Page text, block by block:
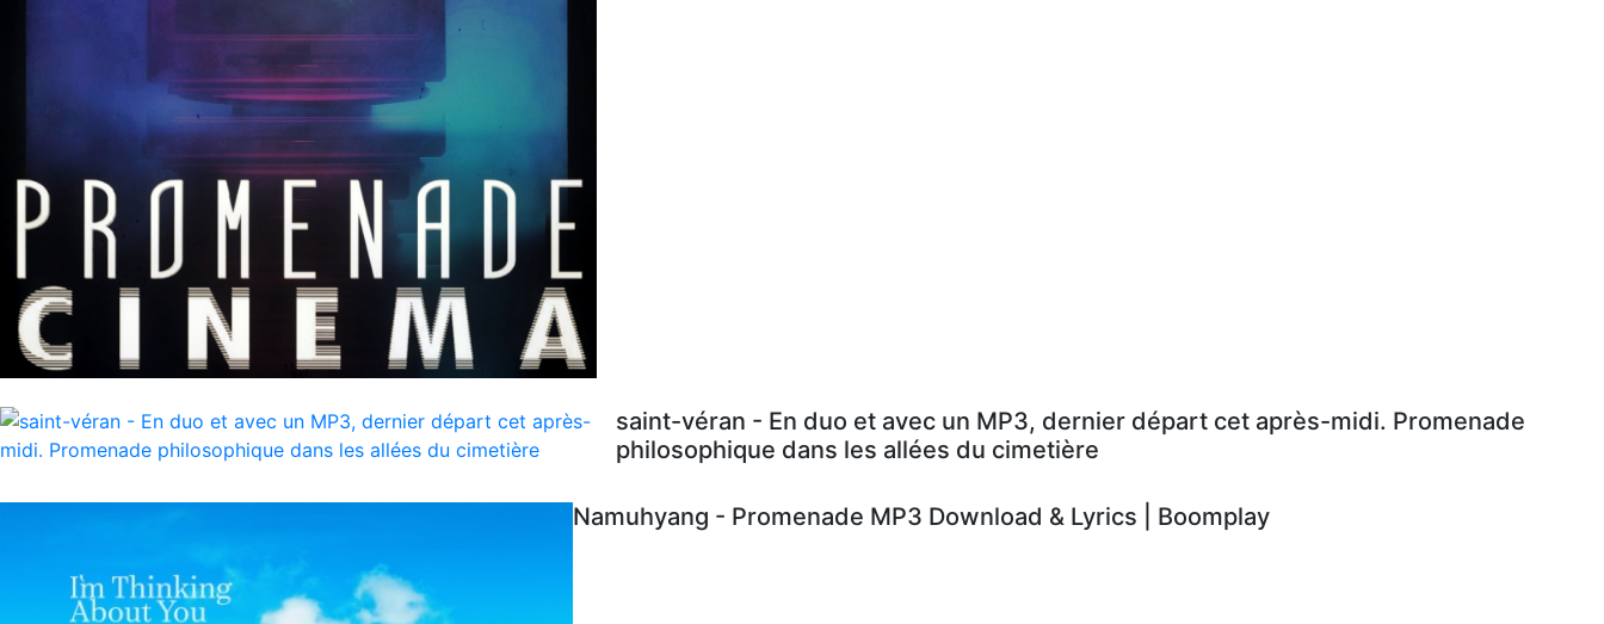
saint-véran - En duo et avec un MP3, dernier départ cet après-midi. Promenade
philosophique dans les allées du cimetière
Namuhyang - Promenade MP3 Download & Lyrics | Boomplay